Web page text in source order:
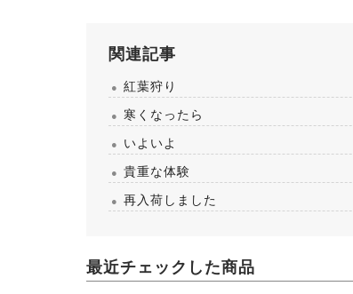
関連記事
紅葉狩り
寒くなったら
いよいよ
貴重な体験
再入荷しました
最近チェックした商品